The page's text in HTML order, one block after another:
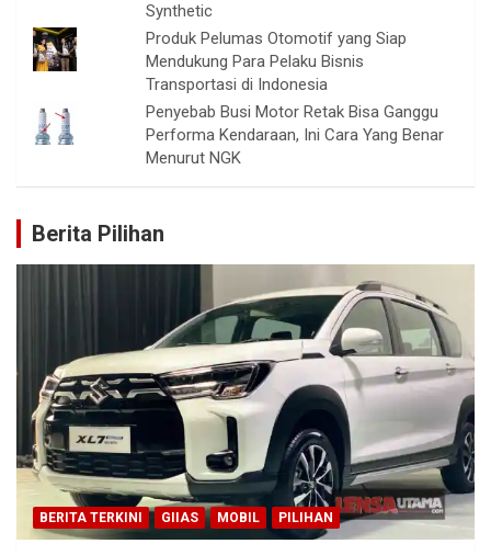
Synthetic
Produk Pelumas Otomotif yang Siap
Mendukung Para Pelaku Bisnis
Transportasi di Indonesia
Penyebab Busi Motor Retak Bisa Ganggu
Performa Kendaraan, Ini Cara Yang Benar
Menurut NGK
Berita Pilihan
BERITA TERKINI GIIAS MOBIL PILIHAN